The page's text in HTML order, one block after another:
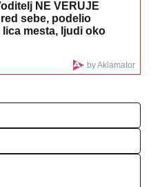
JAHTI Zategnuta kao
košulju i pokazala
(Foto)
detalji jezivog zločina
Nakon ubistva
je agresivan"